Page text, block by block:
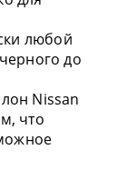
любой
до
Nissan
что